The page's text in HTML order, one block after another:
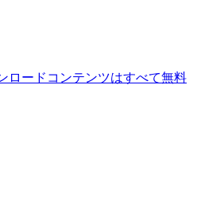
ロードコンテンツはすべて無料